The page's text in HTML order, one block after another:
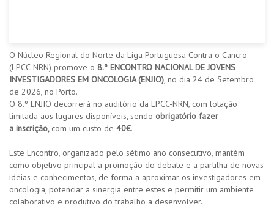
​​​O Núcleo Regional do Norte da Liga Portuguesa Contra o Cancro
(LPCC-NRN) promove o 8.º ENCONTRO NACIONAL DE JOVENS
INVESTIGADORES EM ONCOLOGIA (ENJIO), no dia 24 de Setembro
de 2026, no Porto.
O 8.º ENJIO decorrerá no auditório da LPCC-NRN, com lotação
limitada aos lugares disponíveis, sendo obrigatório fazer
a inscrição, com um custo de 40€.
Este Encontro, organizado pelo sétimo ano consecutivo, mantém
como objetivo principal a promoção do debate e a partilha de novas
ideias e conhecimentos, de forma a aproximar os investigadores em
oncologia, potenciar a sinergia entre estes e permitir um ambiente
colaborativo e produtivo do trabalho a desenvolver.